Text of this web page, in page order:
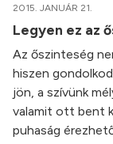
2015. JANUÁR 21.
Legyen ez az
Az őszinteség
hiszen
jön, a szívünk
valamit ott bent
puhaság